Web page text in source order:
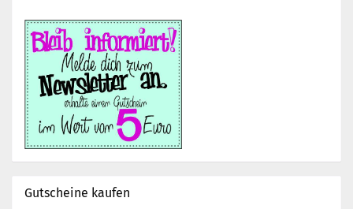
Gutscheine kaufen